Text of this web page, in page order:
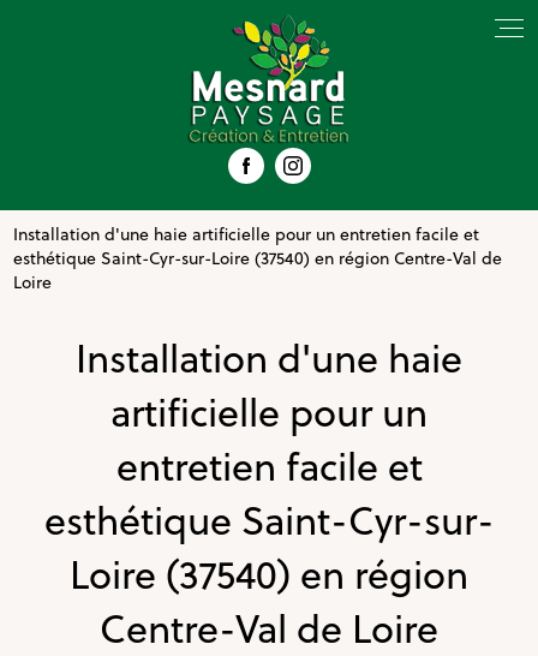
Installation d'une haie artificielle pour un entretien facile et
esthétique Saint-Cyr-sur-Loire (37540) en région Centre-Val de
Loire
Installation d'une haie
artificielle pour un
entretien facile et
esthétique Saint-Cyr-sur-
Loire (37540) en région
Centre-Val de Loire
Panneau de gestion des cookies